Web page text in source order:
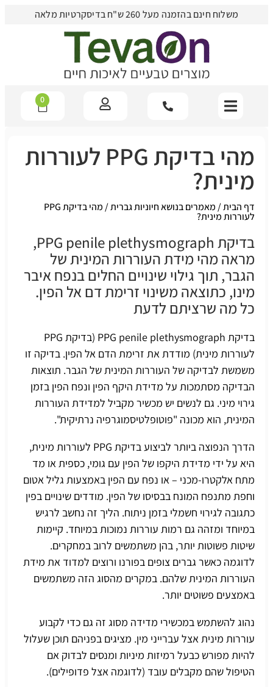
משלוח חינם בהזמנה מעל 260 ש"ח בדיסקרטיות מלאה
0
מהי בדיקת PPG לעוררות
מינית?
דף הבית/ מאמרים בנושא חיוניות גברית/ מהי בדיקת PPG
לעוררות מינית?
בדיקת PPG penile plethysmograph,
מראה מהי מידת העוררות המינית של
הגבר, תוך גילוי שינויים החלים בנפח איבר
מינו, כתוצאה משינוי זרימת דם אל הפין.
כל מה שרציתם לדעת
בדיקת PPG penile plethysmograph (בדיקת PPG
לעוררות מינית) מודדת את זרימת הדם אל הפין. בדיקה זו
משמשת לבדיקה של העוררות המינית של הגבר. תוצאות
הבדיקה מסתמכות על מדידת היקף הפין ונפח הפין בזמן
גירוי מיני. גם לנשים יש מכשיר מקביל למדידת העוררות
המינית, הוא מכונה "פוטופלטיסמוגרפיה נרתיקית".
הדרך הנפוצה ביותר לביצוע בדיקת PPG לעוררות מינית,
היא על ידי מדידת היקפו של הפין עם גומי, כספית או מד
מתח אלקטרו-מכני – או נפח עם הפין באמצעות גליל אטום
וחפת מתנפח המונח בבסיסו של הפין. מודדים שינויים בפין
כתגובה לגירוי חשמלי בזמן ניתוח. הליך זה נחשב לרגיש
במיוחד ומזהה גם רמות עוררות נמוכות במיוחד. קיימות
שיטות פשוטות יותר, בהן משתמשים לרוב במחקרים.
לדוגמה כאשר גברים צופים בפורנו ורוצים למדוד את מידת
העוררות המינית שלהם. במקרים מהסוג הזה משתמשים
באמצעים פשוטים יותר.
נהוג להשתמש במכשירי מדידה מסוג זה גם כדי לקבוע
עוררות מינית אצל עברייני מין. מציגים בפניהם תוכן שעלול
להיות מפורש כבעל רמיזות מיניות ומנסים לבדוק אם
הטיפול שהם מקבלים עובד (לדוגמה אצל פדופילים).